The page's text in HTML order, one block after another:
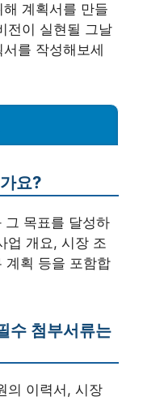
계획서를 만들
전이 실현될 그날
를 작성해보세
요?
그 목표를 달성하
업 개요, 시장 조
계획 등을 포함합
수 첨부서류는
의 이력서, 시장